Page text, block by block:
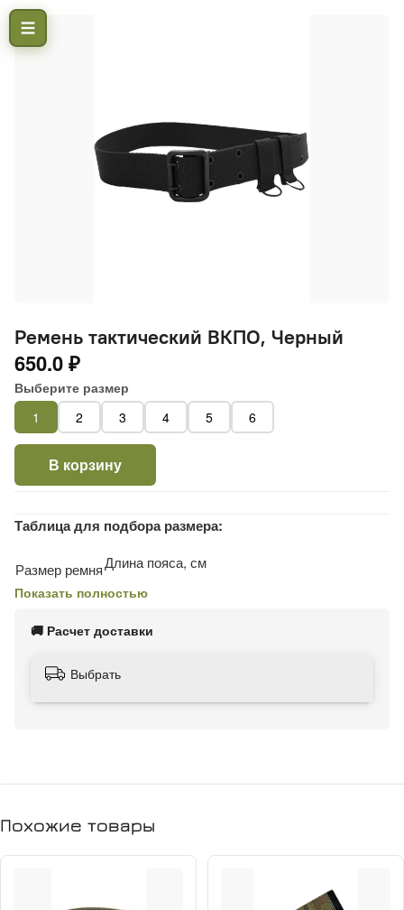
Ремень тактический ВКПО, Черный
650.0 ₽
Выберите размер
1
2 3 4 5 6
В корзину
Таблица для подбора размера:
Размер ремняДлина пояса, см
1
110
140
Показать полностью
🚚 Расчет доставки
Выбрать
Похожие товары